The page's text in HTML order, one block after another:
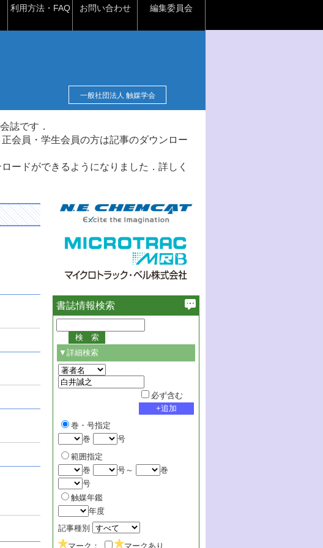
利用方法・FAQ お問い合わせ 編集委員会
一般社団法人 触媒学会
誌です．
会員・学生会員の方は記事のダウンロー
ードができるようになりました．詳しく
書誌情報検索
▼詳細検索
必ず含む
巻・号指定
巻
号
範囲指定
巻
号～
巻
号
触媒年鑑
年度
記事種別
マーク：
マークあり